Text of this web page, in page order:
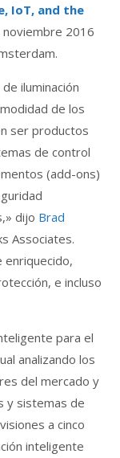
IoT, and the
2016
iluminación
de los
ser productos
de control
(add-ons)
dijo Brad
Associates.
enriquecido,
e incluso
para el
analizando los
del mercado y
y sistemas de
a cinco
inteligente